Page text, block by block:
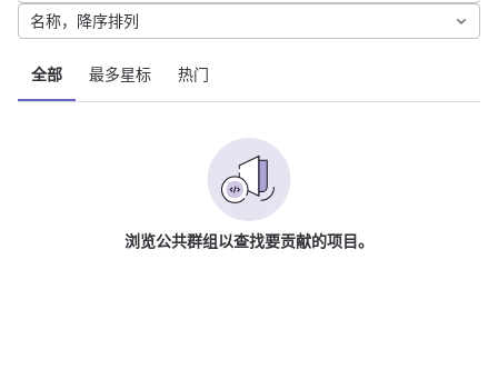
全部 最多星标 热门
名称，降序排列
浏览公共群组以查找要贡献的项目。